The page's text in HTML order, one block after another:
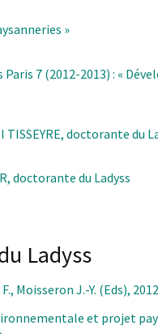
»
Paris 7 (2012-2013) : «
doctorante du
doctorante du Ladyss
Ladyss
Moisseron J.-Y. (Eds),
et projet